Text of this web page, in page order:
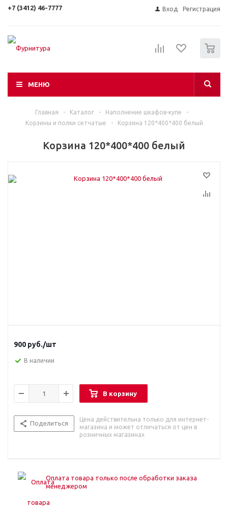
+7 (3412) 46-7777 Вход Регистрация
МЕНЮ
Главная - Каталог - Наполнение шкафов-купе
-
Корзины и полки сетчатые
- Корзина 120*400*400 белый
Корзина 120*400*400 белый
900 руб./шт
В наличии
В корзину
Поделиться
Цена действительна только для интернет-
магазина и может отличаться от цен в
розничных магазинах
Оплата товара только после обработки заказа
менеджером